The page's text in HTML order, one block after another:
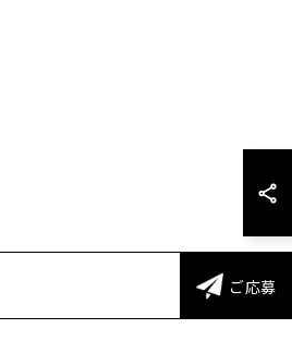
ご応募